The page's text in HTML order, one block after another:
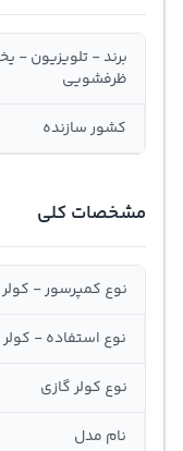
برند - تلویزیون -
ظرفشویی
کشور سازنده
مشخصات کلی
نوع کمپرسور -
نوع استفاده -
نوع کولر گازی
نام مدل